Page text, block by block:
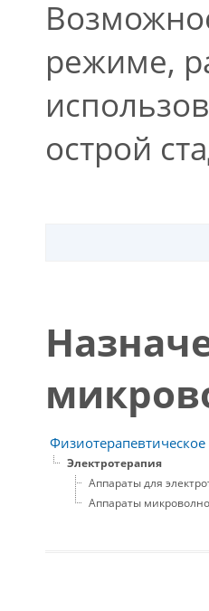
режиме,
острой
Электротерапия
Аппараты для
Аппараты